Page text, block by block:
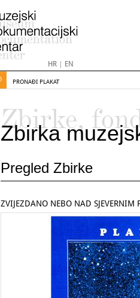
HR| EN
PRONAĐI PLAKAT
Zbirke,
Zbirka
Pregled Zbirke
ZVIJEZDANO NEBO NAD SJEVERNIM